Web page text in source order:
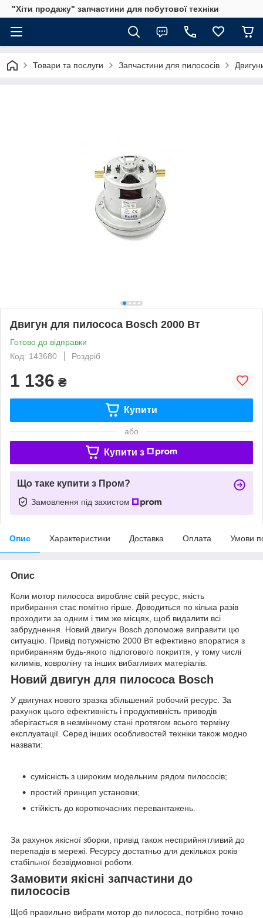
"Хіти продажу" запчастини для побутової техніки
Товари та послуги Запчастини для пилососів
Двигун для пилососа Bosch 2000 Вт
Готово до відправки
Код: 143680
Роздріб
1 136 ₴
Купити
або
Купити з
Що таке купити з Пром?
Замовлення під захистом
Опис Характеристики Доставка Оплата Умови
Опис
Коли мотор пилососа виробляє свій ресурс, якість
прибирання стає помітно гірше. Доводиться по кілька разів
проходити за одним і тим же місцях, щоб видалити всі
забруднення. Новий двигун Bosch допоможе виправити цю
ситуацію. Привід потужністю 2000 Вт ефективно впоратися з
прибиранням будь-якого підлогового покриття, у тому числі
килимів, ковроліну та інших вибагливих матеріалів.
Новий двигун для пилососа Bosch
У двигунах нового зразка збільшений робочий ресурс. За
рахунок цього ефективність і продуктивність приводів
зберігається в незмінному стані протягом всього терміну
експлуатації. Серед інших особливостей техніки також модно
назвати:
сумісність з широким модельним рядом пилососів;
простий принцип установки;
стійкість до короткочасних перевантажень.
За рахунок якісної зборки, привід також несприйнятливий до
перепадів в мережі. Ресурсу достатньо для декількох років
стабільної безвідмовної роботи.
Замовити якісні запчастини до
пилососів
Щоб правильно вибрати мотор до пилососа, потрібно точно